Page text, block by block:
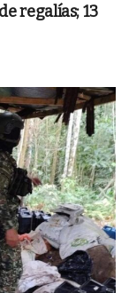
regalías; 13